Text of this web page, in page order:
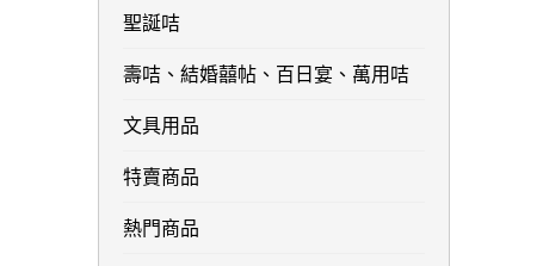
聖誕咭
壽咭、結婚囍帖、百日宴、萬用咭
文具用品
特賣商品
熱門商品